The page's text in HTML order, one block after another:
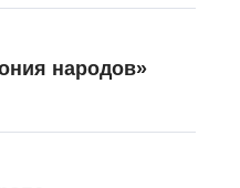
народов»